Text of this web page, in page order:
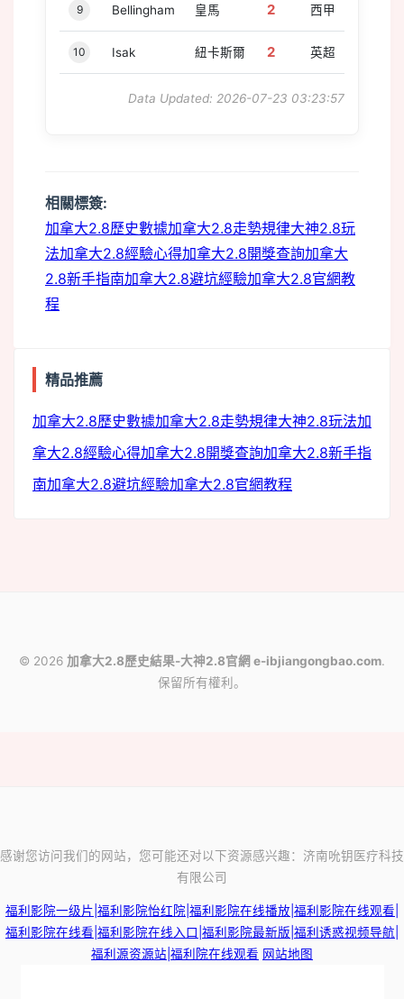
9 Bellingham 皇馬 2 西甲
10 Isak 紐卡斯爾 2 英超
Data Updated: 2026-07-23 03:23:57
相關標簽:
加拿大2.8歷史數據加拿大2.8走勢規律大神2.8玩
法加拿大2.8經驗心得加拿大2.8開獎查詢加拿大
2.8新手指南加拿大2.8避坑經驗加拿大2.8官網教
程
精品推薦
加拿大2.8歷史數據加拿大2.8走勢規律大神2.8玩法加
拿大2.8經驗心得加拿大2.8開獎查詢加拿大2.8新手指
南加拿大2.8避坑經驗加拿大2.8官網教程
© 2026 加拿大2.8歷史結果-大神2.8官網 e-ibjiangongbao.com.
保留所有權利。
感谢您访问我们的网站，您可能还对以下资源感兴趣：济南吮钥医疗科技
有限公司
福利影院一级片|福利影院怡红院|福利影院在线播放|福利影院在线观看|
福利影院在线看|福利影院在线入口|福利影院最新版|福利诱惑视频导航|
福利源资源站|福利院在线观看 网站地图